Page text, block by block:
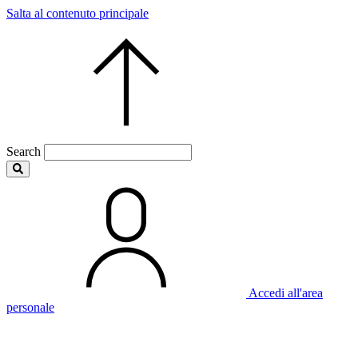
Salta al contenuto principale
Search
Accedi all'area
personale